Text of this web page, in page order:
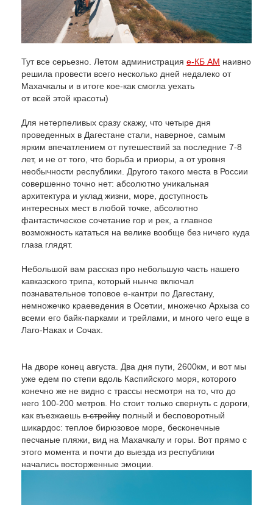
Тут все серьезно. Летом администрация е-КБ АМ наивно
решила провести всего несколько дней недалеко от
Махачкалы и в итоге кое-как смогла уехать
от всей этой красоты)
Для нетерпеливых сразу скажу, что четыре дня
проведенных в Дагестане стали, наверное, самым
ярким впечатлением от путешествий за последние 7-8
лет, и не от того, что борьба и приоры, а от уровня
необычности республики. Другого такого места в России
совершенно точно нет: абсолютно уникальная
архитектура и уклад жизни, море, доступность
интересных мест в любой точке, абсолютно
фантастическое сочетание гор и рек, а главное
возможность кататься на велике вообще без ничего куда
глаза глядят.
Небольшой вам рассказ про небольшую часть нашего
кавказского трипа, который нынче включал
познавательное топовое е-кантри по Дагестану,
немножечко краеведения в Осетии, множечко Архыза со
всеми его байк-парками и трейлами, и много чего еще в
Лаго-Наках и Сочах.
На дворе конец августа. Два дня пути, 2600км, и вот мы
уже едем по степи вдоль Каспийского моря, которого
конечно же не видно с трассы несмотря на то, что до
него 100-200 метров. Но стоит только свернуть с дороги,
как въезжаешь в стройку полный и бесповоротный
шикардос: теплое бирюзовое море, бесконечные
песчаные пляжи, вид на Махачкалу и горы. Вот прямо с
этого момента и почти до выезда из республики
начались восторженные эмоции.